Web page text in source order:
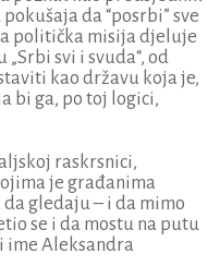
da “posrbi” sve
politička misija djeluje
svi i svuda“, od
kao državu koja je,
bi ga, po toj logici,
raskrsnici,
je građanima
gledaju – i da mimo
se i da mostu na putu
ime Aleksandra